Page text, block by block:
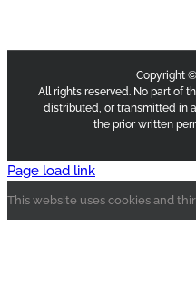
Copyright ©
All rights reserved. No part of
distributed, or transmitted in
the prior written
Page load link
This website uses cookies and